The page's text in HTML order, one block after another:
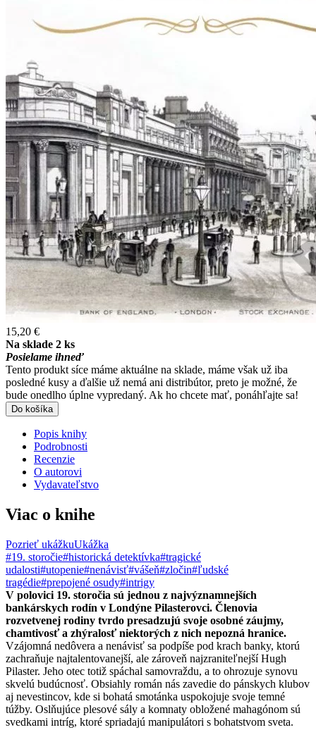
15,20 €
Na sklade 2 ks
Posielame ihneď
Tento produkt síce máme aktuálne na sklade, máme však už iba
posledné kusy a ďalšie už nemá ani distribútor, preto je možné, že
bude onedlho úplne vypredaný. Ak ho chcete mať, ponáhľajte sa!
Do košíka
Popis knihy
Podrobnosti
Recenzie
O autorovi
Vydavateľstvo
Viac o knihe
Pozrieť ukážkuUkážka
#19. storočie#historická detektívka#tragické
udalosti#utopenie#nenávisť#vášeň#zločin#ľudské
tragédie#prepojené osudy#intrigy
V polovici 19. storočia sú jednou z najvýznamnejších
bankárskych rodín v Londýne Pilasterovci. Členovia
rozvetvenej rodiny tvrdo presadzujú svoje osobné záujmy,
chamtivosť a zhýralosť niektorých z nich nepozná hranice.
Vzájomná nedôvera a nenávisť sa podpíše pod krach banky, ktorú
zachraňuje najtalentovanejší, ale zároveň najzraniteľnejší Hugh
Pilaster. Jeho otec totiž spáchal samovraždu, a to ohrozuje synovu
skvelú budúcnosť. Obsiahly román nás zavedie do pánskych klubov
aj nevestincov, kde si bohatá smotánka uspokojuje svoje temné
túžby. Oslňujúce plesové sály a komnaty obložené mahagónom sú
svedkami intríg, ktoré spriadajú manipulátori s bohatstvom sveta.